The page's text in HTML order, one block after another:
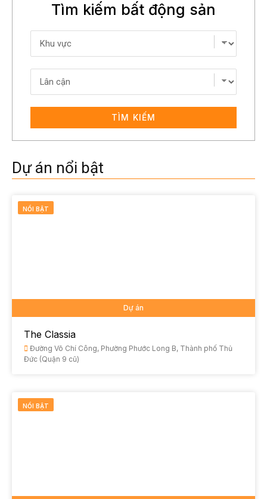
Tìm kiếm bất động sản
TÌM KIẾM
Dự án nổi bật
NỔI BẬT
Dự án
The Classia
Đường Võ Chí Công, Phường Phước Long B, Thành phố Thủ
Đức (Quận 9 cũ)
NỔI BẬT